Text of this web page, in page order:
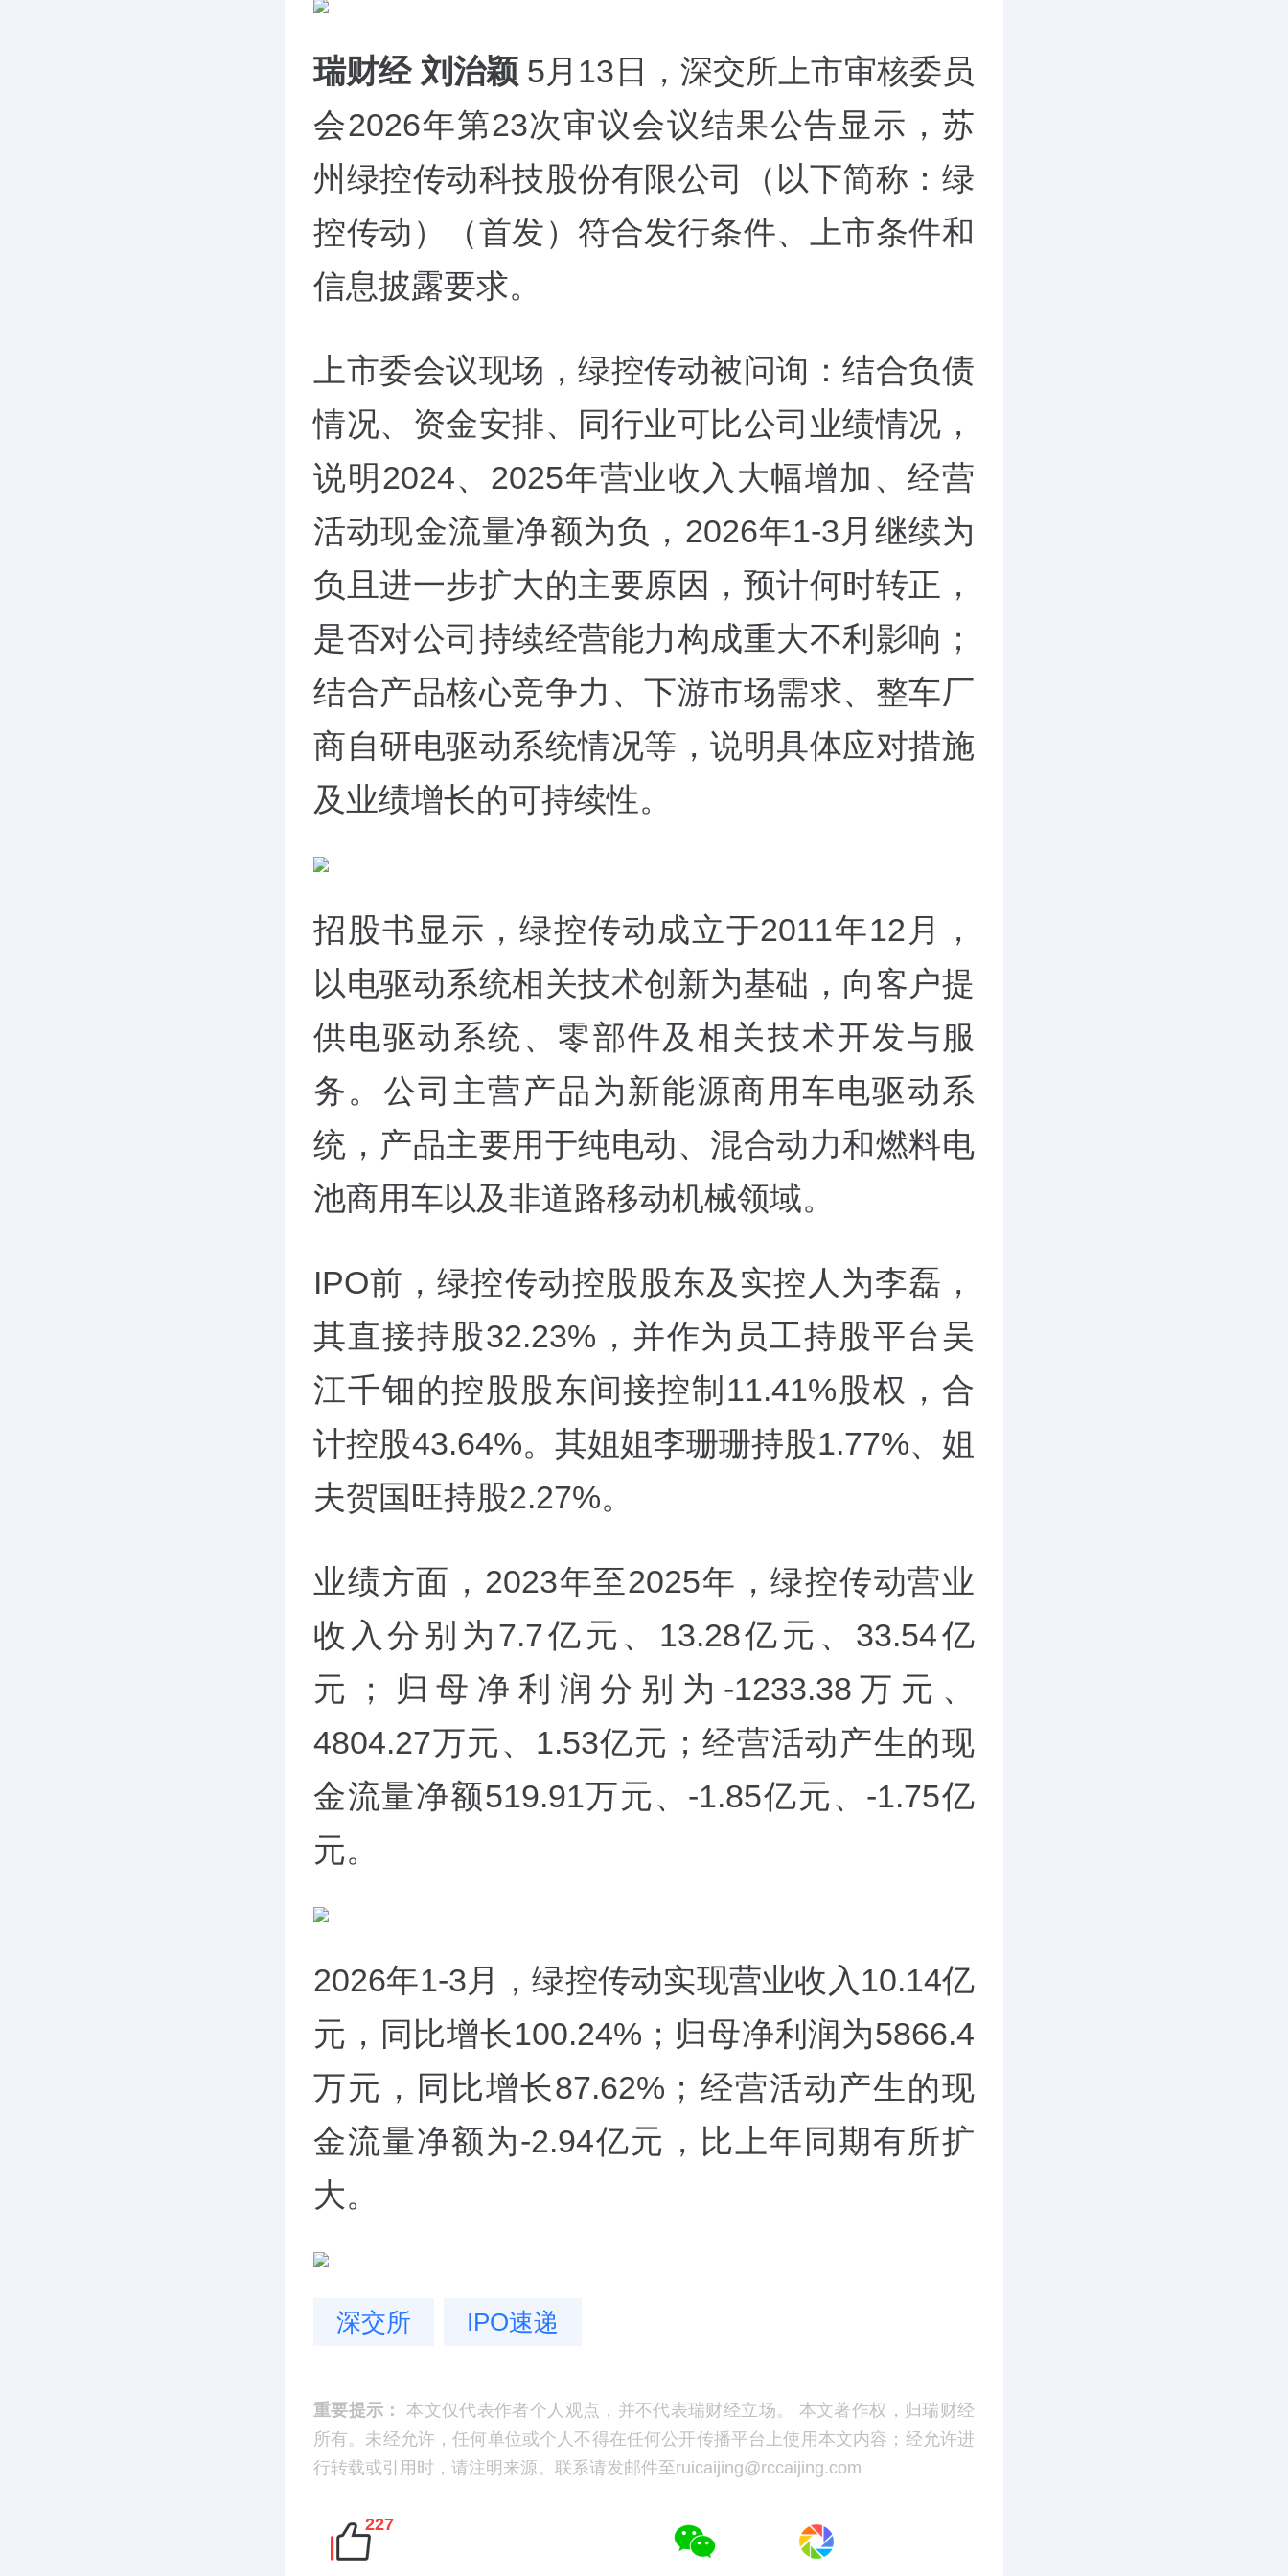
瑞财经 刘治颖 5月13日，深交所上市审核委员
会2026年第23次审议会议结果公告显示，苏
州绿控传动科技股份有限公司（以下简称：绿
控传动）（首发）符合发行条件、上市条件和
信息披露要求。
上市委会议现场，绿控传动被问询：结合负债
情况、资金安排、同行业可比公司业绩情况，
说明2024、2025年营业收入大幅增加、经营
活动现金流量净额为负，2026年1-3月继续为
负且进一步扩大的主要原因，预计何时转正，
是否对公司持续经营能力构成重大不利影响；
结合产品核心竞争力、下游市场需求、整车厂
商自研电驱动系统情况等，说明具体应对措施
及业绩增长的可持续性。
招股书显示，绿控传动成立于2011年12月，
以电驱动系统相关技术创新为基础，向客户提
供电驱动系统、零部件及相关技术开发与服
务。公司主营产品为新能源商用车电驱动系
统，产品主要用于纯电动、混合动力和燃料电
池商用车以及非道路移动机械领域。
IPO前，绿控传动控股股东及实控人为李磊，
其直接持股32.23%，并作为员工持股平台吴
江千钿的控股股东间接控制11.41%股权，合
计控股43.64%。其姐姐李珊珊持股1.77%、姐
夫贺国旺持股2.27%。
业绩方面，2023年至2025年，绿控传动营业
收入分别为7.7亿元、13.28亿元、33.54亿
元；归母净利润分别为-1233.38万元、
4804.27万元、1.53亿元；经营活动产生的现
金流量净额519.91万元、-1.85亿元、-1.75亿
元。
2026年1-3月，绿控传动实现营业收入10.14亿
元，同比增长100.24%；归母净利润为5866.4
万元，同比增长87.62%；经营活动产生的现
金流量净额为-2.94亿元，比上年同期有所扩
大。
深交所 IPO速递
重要提示：
本文仅代表作者个人观点，并不代表瑞财经立场。 本文著作权，归瑞财经
所有。未经允许，任何单位或个人不得在任何公开传播平台上使用本文内容；经允许进
行转载或引用时，请注明来源。联系请发邮件至ruicaijing@rccaijing.com
227